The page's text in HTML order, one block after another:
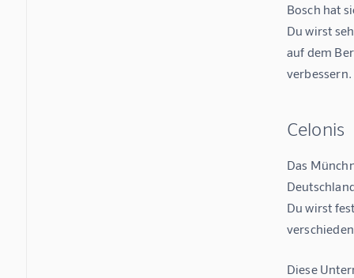
Bosch hat
Du wirst
auf dem
verbessern.
Celonis
Das
Du wirst
Diese